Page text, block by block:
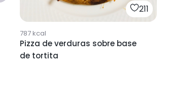
211
787kcal
Pizza de verduras sobre base
de tortita